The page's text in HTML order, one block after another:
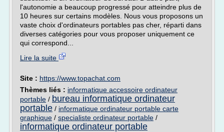
l'autonomie a beaucoup progressé pour atteindre plus de
10 heures sur certains modèles. Nous vous proposons un
vaste choix d'ordinateurs portables pas cher, réparti dans
diverses catégories pour vous proposer uniquement ce
qui correspond...
Lire la suite
Site : https://www.topachat.com
Thèmes liés : informatique accessoire ordinateur
portable / bureau informatique ordinateur
portable / informatique ordinateur portable carte
graphique / specialiste ordinateur portable /
informatique ordinateur portable